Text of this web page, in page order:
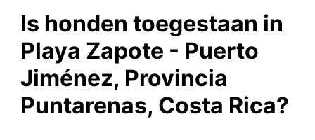
Is honden toegestaan in
Playa Zapote - Puerto
Jiménez, Provincia
Puntarenas, Costa Rica?